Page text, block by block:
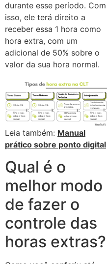
durante esse período. Com
isso, ele terá direito a
receber essa 1 hora como
hora extra, com um
adicional de 50% sobre o
valor da sua hora normal.
Leia também: Manual
prático sobre ponto digital
Qual é o
melhor modo
de fazer o
controle das
horas extras?